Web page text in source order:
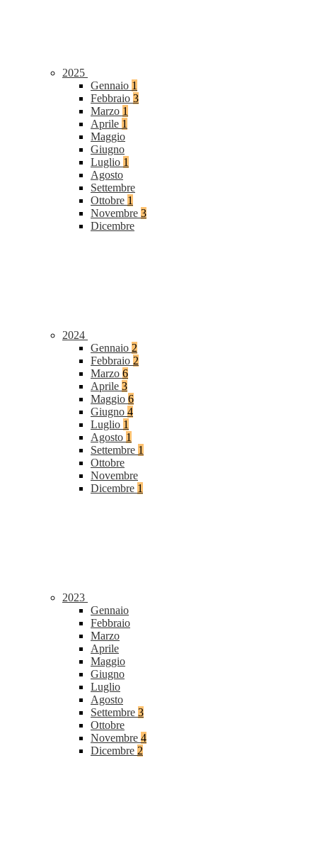
2025
Gennaio 1
Febbraio 3
Marzo 1
Aprile 1
Maggio
Giugno
Luglio 1
Agosto
Settembre
Ottobre 1
Novembre 3
Dicembre
2024
Gennaio 2
Febbraio 2
Marzo 6
Aprile 3
Maggio 6
Giugno 4
Luglio 1
Agosto 1
Settembre 1
Ottobre
Novembre
Dicembre 1
2023
Gennaio
Febbraio
Marzo
Aprile
Maggio
Giugno
Luglio
Agosto
Settembre 3
Ottobre
Novembre 4
Dicembre 2